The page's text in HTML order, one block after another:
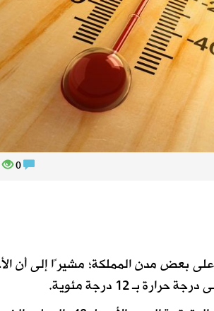
166
بعض مدن المملكة؛ مشيرًا إلى أن